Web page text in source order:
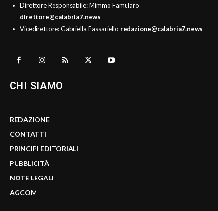
Direttore Responsabile: Mimmo Famularo
direttore@calabria7.news
Vicedirettore: Gabriella Passariello redazione@calabria7.news
CHI SIAMO
REDAZIONE
CONTATTI
PRINCIPI EDITORIALI
PUBBLICITÀ
NOTE LEGALI
AGCOM